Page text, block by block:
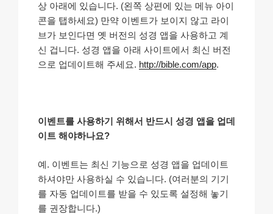
상 아래에 있습니다. (왼쪽 상편에 있는 메뉴 아이
콘을 탭하세요) 만약 이벤트가 보이지 않고 라이
브가 보인다면 옛 버전의 성경 앱을 사용하고 계
신 겁니다. 성경 앱을 아래 사이트에서 최신 버전
으로 업데이트해 주세요. http://bible.com/app.
이벤트를 사용하기 위해서 반드시 성경 앱을 업데
이트 해야하나요?
예. 이벤트는 최신 기능으로 성경 앱을 업데이트
하셔야만 사용하실 수 있습니다. (여러분의 기기
를 자동 업데이트를 받을 수 있도록 설정해 놓기
를 권장합니다.)